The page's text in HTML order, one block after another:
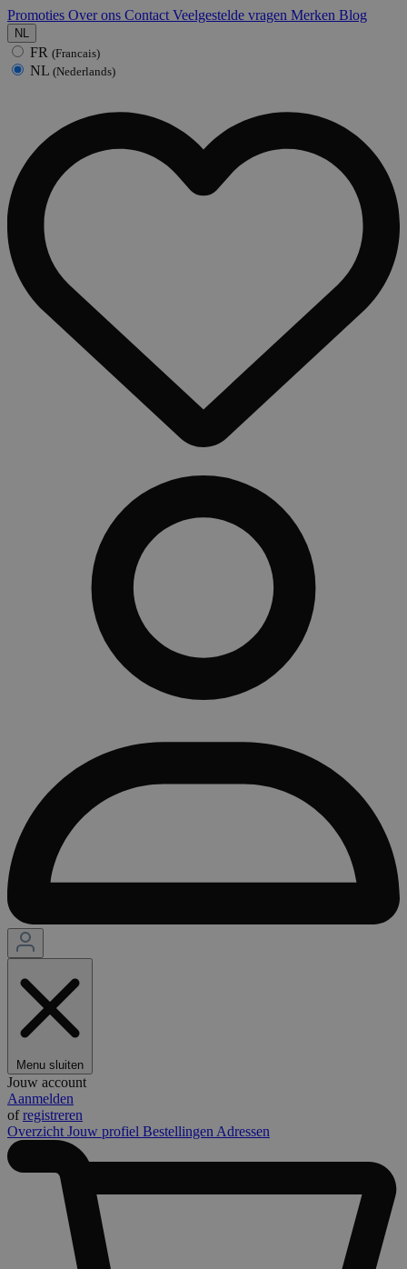
Promoties Over ons Contact Veelgestelde vragen Merken Blog
NL
FR (Francais)
NL (Nederlands)
Menu sluiten
Jouw account
Aanmelden
ofregistreren
Overzicht Jouw profiel Bestellingen Adressen